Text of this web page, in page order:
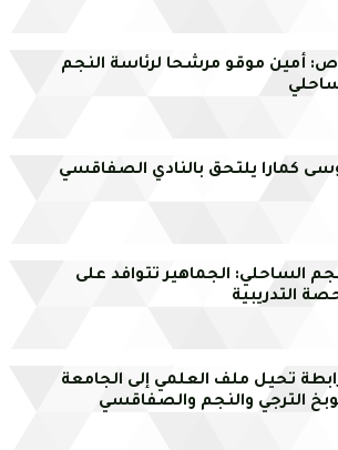
أمين موقو مرشحا لرئاسة النجم
كمارا يلتحق بالنادي الصفاقسي
الساحلي: الجماهير تتوافد على
التدريبية
تحيل ملف العلمي إلى الجامعة
الترجي والنجم والصفاقسي